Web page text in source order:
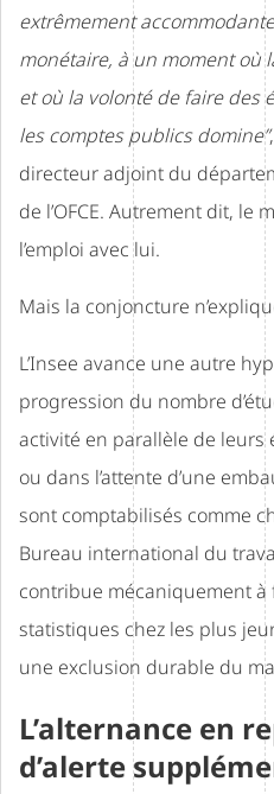
extrêmement
monétaire, à un moment où
et où la volonté de faire des
les comptes publics domine”
directeur adjoint du
de l’OFCE. Autrement dit, le
l’emploi avec lui.
Mais la conjoncture
L’Insee avance une autre
progression du nombre
activité en parallèle de leurs
ou dans l’attente d’une
sont comptabilisés comme
Bureau international du
contribue mécaniquement à
statistiques chez les plus
une exclusion durable du
L’alternance en
d’alerte